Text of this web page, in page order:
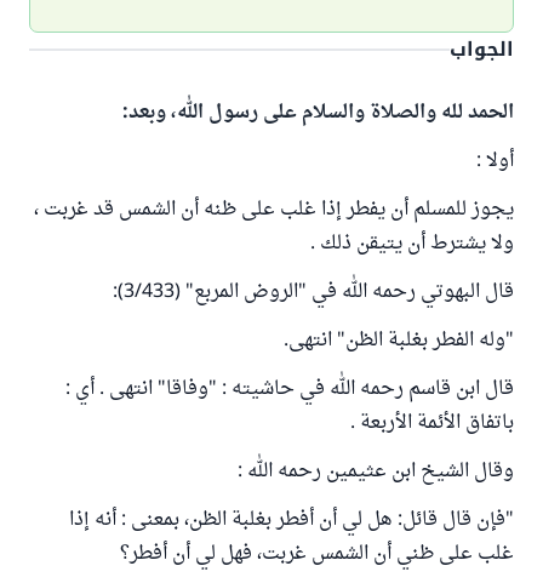
الجواب
الحمد لله والصلاة والسلام على رسول الله، وبعد:
أولا :
يجوز للمسلم أن يفطر إذا غلب على ظنه أن الشمس قد غربت ،
ولا يشترط أن يتيقن ذلك .
قال البهوتي رحمه الله في "الروض المربع" (3/433):
"وله الفطر بغلبة الظن" انتهى.
قال ابن قاسم رحمه الله في حاشيته : "وفاقا" انتهى . أي :
باتفاق الأئمة الأربعة .
وقال الشيخ ابن عثيمين رحمه الله :
"فإن قال قائل: هل لي أن أفطر بغلبة الظن، بمعنى : أنه إذا
غلب على ظني أن الشمس غربت، فهل لي أن أفطر؟